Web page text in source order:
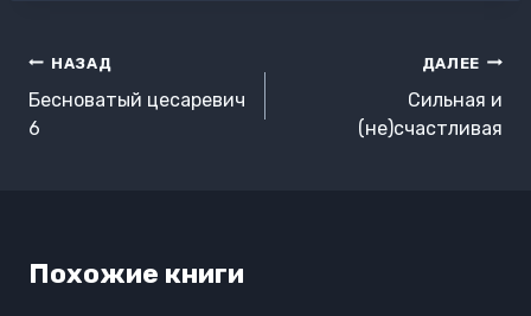
Навигация
по
записям
НАЗАД
Бесноватый цесаревич
6
ДАЛЕЕ
Сильная и
(не)счастливая
Похожие книги